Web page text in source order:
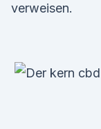
verweisen.